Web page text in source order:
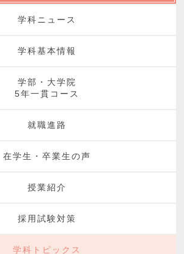
学科ニュース
学科基本情報
学部・大学院
5年一貫コース
就職進路
在学生・卒業生の声
授業紹介
採用試験対策
学科トピックス